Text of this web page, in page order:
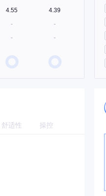
4.55
-
-
4.39
-
-
舒适性 操控